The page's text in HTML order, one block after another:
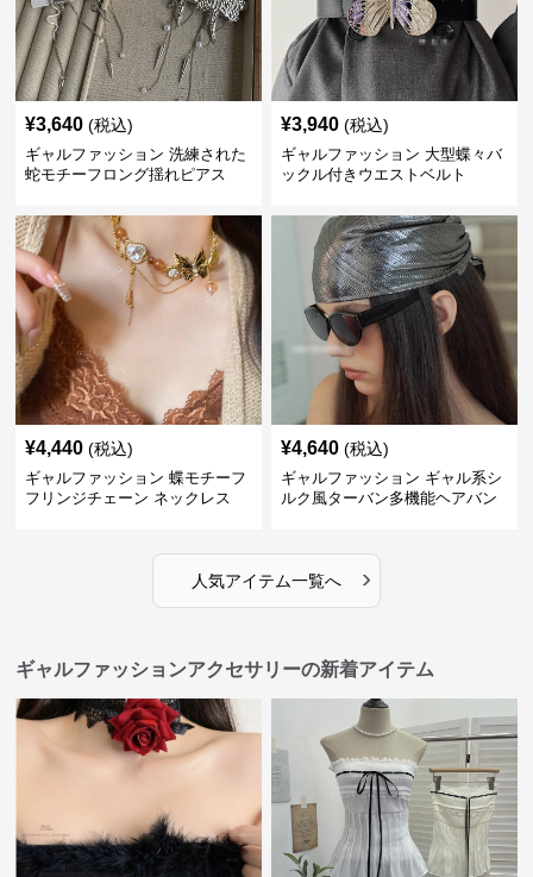
¥3,640 (税込)
ギャルファッション 洗練された
蛇モチーフロング揺れピアス
¥3,940 (税込)
ギャルファッション 大型蝶々バ
ックル付きウエストベルト
¥4,440 (税込)
ギャルファッション 蝶モチーフ
フリンジチェーン ネックレス
¥4,640 (税込)
ギャルファッション ギャル系シ
ルク風ターバン多機能ヘアバン
人気アイテム一覧へ ›
ギャルファッションアクセサリーの新着アイテム